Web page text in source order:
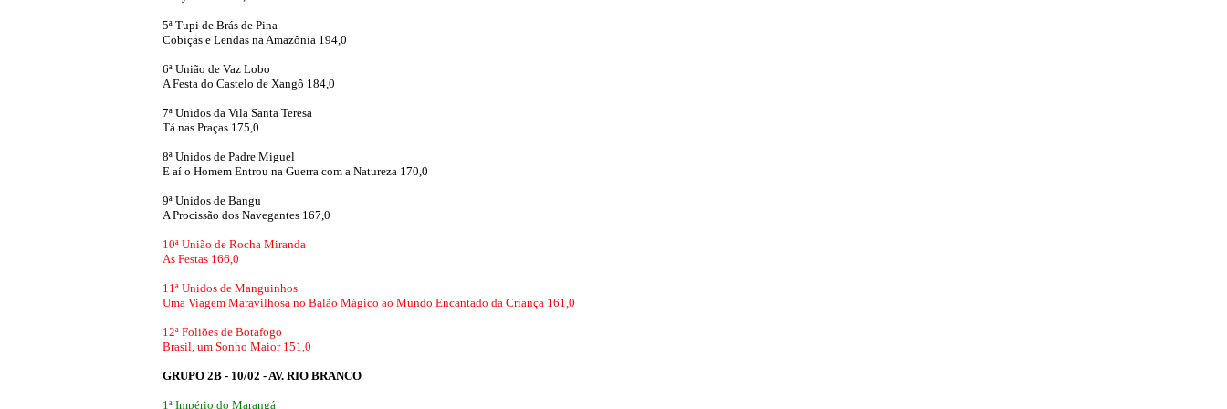
5ª Tupi de Brás de Pina
Cobiças e Lendas na Amazônia 194,0
6ª União de Vaz Lobo
A Festa do Castelo de Xangô 184,0
7ª Unidos da Vila Santa Teresa
Tá nas Praças 175,0
8ª Unidos de Padre Miguel
E aí o Homem Entrou na Guerra com a Natureza 170,0
9ª Unidos de Bangu
A Procissão dos Navegantes 167,0
10ª União de Rocha Miranda
As Festas 166,0
11ª Unidos de Manguinhos
Uma Viagem Maravilhosa no Balão Mágico ao Mundo Encantado da Criança 161,0
12ª Foliões de Botafogo
Brasil, um Sonho Maior 151,0
GRUPO 2B - 10/02 - AV. RIO BRANCO
1ª Império do Marangá